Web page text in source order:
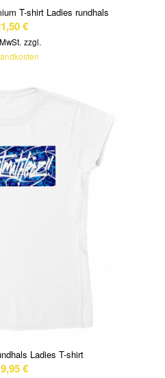
T-shirt Ladies rundhals
€
zzgl.
Ladies T-shirt
€